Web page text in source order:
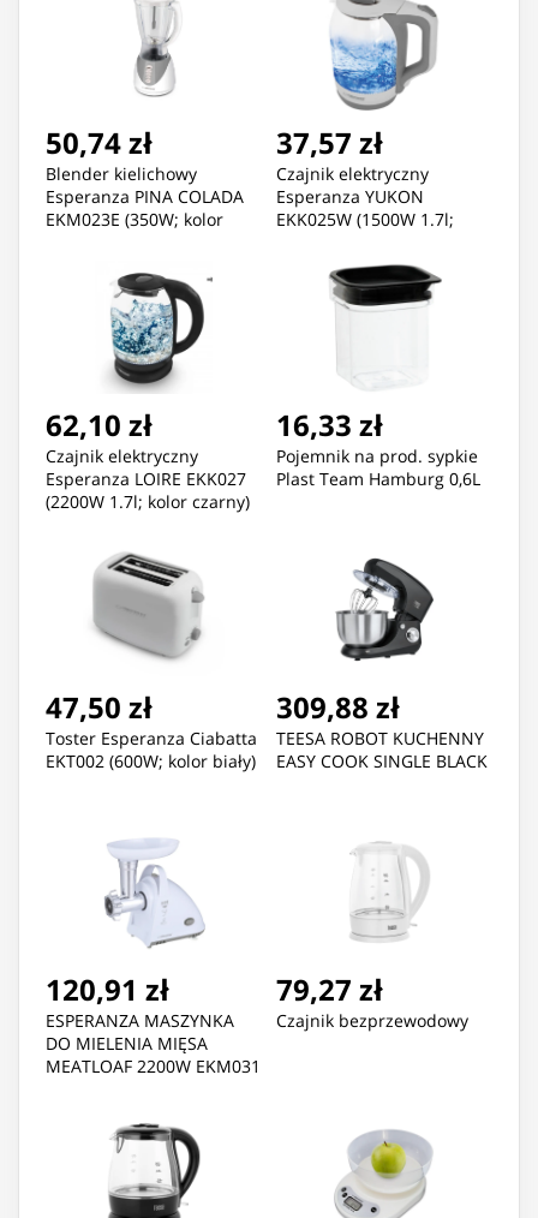
50,74 zł
Blender kielichowy
Esperanza PINA COLADA
EKM023E (350W; kolor
37,57 zł
Czajnik elektryczny
Esperanza YUKON
EKK025W (1500W 1.7l;
62,10 zł
Czajnik elektryczny
Esperanza LOIRE EKK027
(2200W 1.7l; kolor czarny)
16,33 zł
Pojemnik na prod. sypkie
Plast Team Hamburg 0,6L
47,50 zł
Toster Esperanza Ciabatta
EKT002 (600W; kolor biały)
309,88 zł
TEESA ROBOT KUCHENNY
EASY COOK SINGLE BLACK
120,91 zł
ESPERANZA MASZYNKA
DO MIELENIA MIĘSA
MEATLOAF 2200W EKM031
79,27 zł
Czajnik bezprzewodowy